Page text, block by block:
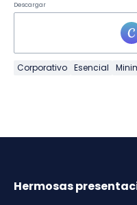
Descargar
Corporativo Esencial
Hermosas